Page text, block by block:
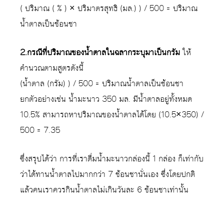
( ปริมาณ ( % ) × ปริมาตรสุทธิ (มล.) ) / 500 = ปริมาณ
น้ำตาลเป็นช้อนชา
2.กรณีที่ปริมาณของน้ำตาลในฉลากระบุมาเป็นกรัมให้
คำนวณตามสูตรดังนี้
(น้ำตาล (กรัม) ) / 500 = ปริมาณน้ำตาลเป็นช้อนชา
ยกตัวอย่างเช่น น้ำมะนาว 350 มล. มีน้ำตาลอยู่ทั้งหมด
10.5% สามารถหาปริมาณของน้ำตาลได้โดย (10.5×350) /
500 = 7.35
ซึ่งสรุปได้ว่า การที่เราดื่มน้ำมะนาวกล่องนี้ 1 กล่อง ก็เท่ากับ
ว่าได้ทานน้ำตาลไปมากกว่า 7 ช้อนชานั่นเอง ซึ่งโดยปกติ
แล้วคนเราควรกินน้ำตาลไม่เกินวันละ 6 ช้อนชาเท่านั้น